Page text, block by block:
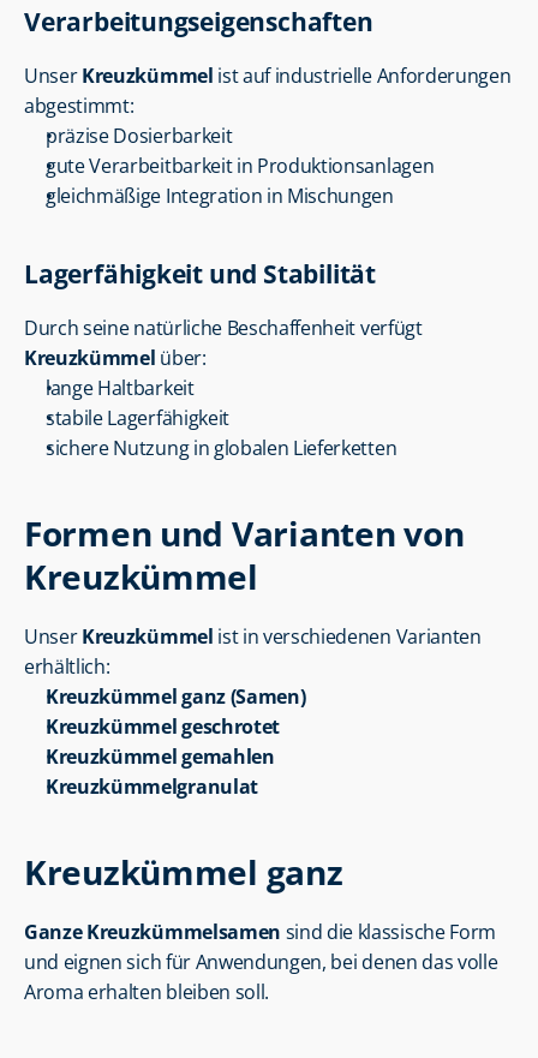
Verarbeitungseigenschaften
Unser Kreuzkümmel ist auf industrielle Anforderungen
abgestimmt:
präzise Dosierbarkeit
gute Verarbeitbarkeit in Produktionsanlagen
gleichmäßige Integration in Mischungen
Lagerfähigkeit und Stabilität
Durch seine natürliche Beschaffenheit verfügt
Kreuzkümmel über:
lange Haltbarkeit
stabile Lagerfähigkeit
sichere Nutzung in globalen Lieferketten
Formen und Varianten von
Kreuzkümmel
Unser Kreuzkümmel ist in verschiedenen Varianten
erhältlich:
Kreuzkümmel ganz (Samen)
Kreuzkümmel geschrotet
Kreuzkümmel gemahlen
Kreuzkümmelgranulat
Kreuzkümmel ganz
Ganze Kreuzkümmelsamen sind die klassische Form
und eignen sich für Anwendungen, bei denen das volle
Aroma erhalten bleiben soll.